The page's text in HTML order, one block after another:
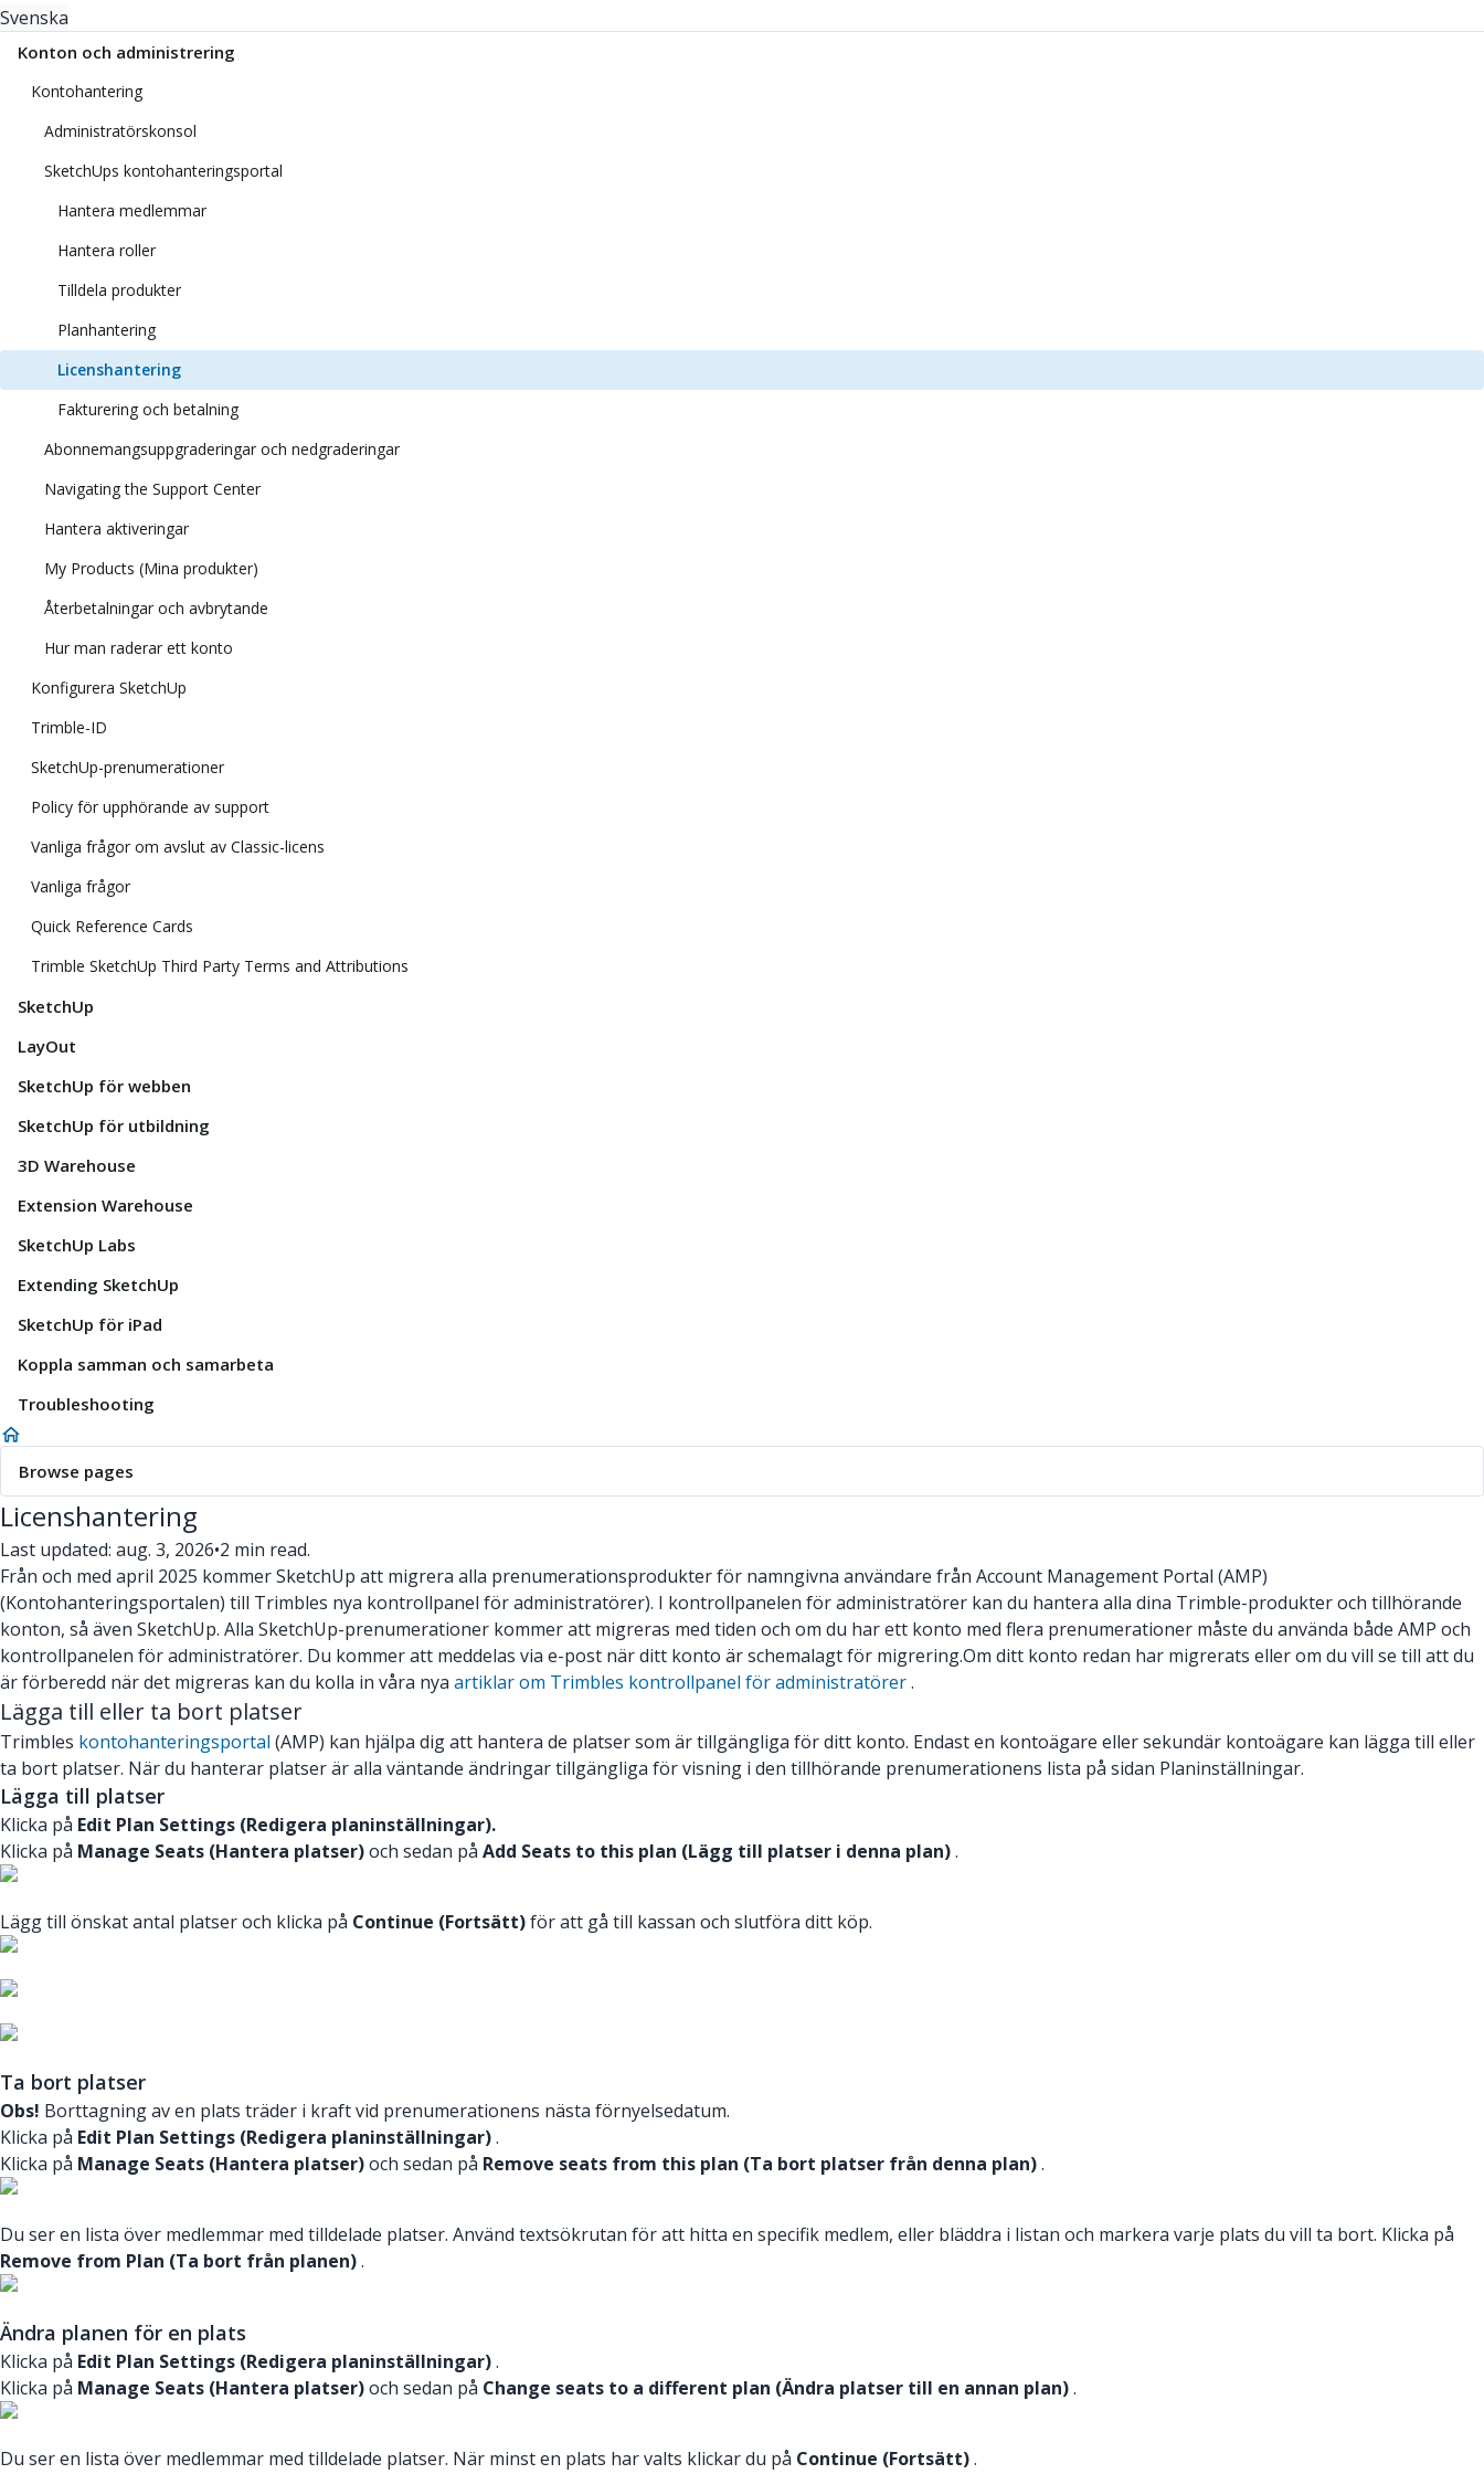
Svenska
Konton och administrering
Kontohantering
Administratörskonsol
SketchUps kontohanteringsportal
Hantera medlemmar
Hantera roller
Tilldela produkter
Planhantering
Licenshantering
Fakturering och betalning
Abonnemangsuppgraderingar och nedgraderingar
Navigating the Support Center
Hantera aktiveringar
My Products (Mina produkter)
Återbetalningar och avbrytande
Hur man raderar ett konto
Konfigurera SketchUp
Trimble-ID
SketchUp-prenumerationer
Policy för upphörande av support
Vanliga frågor om avslut av Classic-licens
Vanliga frågor
Quick Reference Cards
Trimble SketchUp Third Party Terms and Attributions
SketchUp
LayOut
SketchUp för webben
SketchUp för utbildning
3D Warehouse
Extension Warehouse
SketchUp Labs
Extending SketchUp
SketchUp för iPad
Koppla samman och samarbeta
Troubleshooting
Browse pages
Licenshantering
Last updated: aug. 3, 2026•2 min read.
Från och med april 2025 kommer SketchUp att migrera alla prenumerationsprodukter för namngivna användare från Account Management Portal (AMP)
(Kontohanteringsportalen) till Trimbles nya kontrollpanel för administratörer). I kontrollpanelen för administratörer kan du hantera alla dina Trimble-produkter och tillhörande
konton, så även SketchUp. Alla SketchUp-prenumerationer kommer att migreras med tiden och om du har ett konto med flera prenumerationer måste du använda både AMP och
kontrollpanelen för administratörer. Du kommer att meddelas via e-post när ditt konto är schemalagt för migrering.Om ditt konto redan har migrerats eller om du vill se till att du
är förberedd när det migreras kan du kolla in våra nya artiklar om Trimbles kontrollpanel för administratörer.
Lägga till eller ta bort platser
Trimbles kontohanteringsportal (AMP) kan hjälpa dig att hantera de platser som är tillgängliga för ditt konto. Endast en kontoägare eller sekundär kontoägare kan lägga till eller
ta bort platser. När du hanterar platser är alla väntande ändringar tillgängliga för visning i den tillhörande prenumerationens lista på sidan Planinställningar.
Lägga till platser
Klicka på Edit Plan Settings (Redigera planinställningar).
Klicka på Manage Seats (Hantera platser)och sedan på Add Seats to this plan (Lägg till platser i denna plan).
Lägg till önskat antal platser och klicka på Continue (Fortsätt)för att gå till kassan och slutföra ditt köp.
Ta bort platser
Obs! Borttagning av en plats träder i kraft vid prenumerationens nästa förnyelsedatum.
Klicka på Edit Plan Settings (Redigera planinställningar).
Klicka på Manage Seats (Hantera platser)och sedan på Remove seats from this plan (Ta bort platser från denna plan).
Du ser en lista över medlemmar med tilldelade platser. Använd textsökrutan för att hitta en specifik medlem, eller bläddra i listan och markera varje plats du vill ta bort. Klicka på
Remove from Plan (Ta bort från planen).
Ändra planen för en plats
Klicka på Edit Plan Settings (Redigera planinställningar).
Klicka på Manage Seats (Hantera platser)och sedan på Change seats to a different plan (Ändra platser till en annan plan).
Du ser en lista över medlemmar med tilldelade platser. När minst en plats har valts klickar du på Continue (Fortsätt).